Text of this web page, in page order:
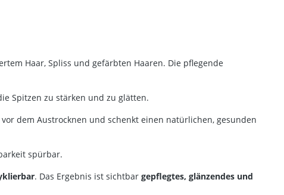
Haar, Spliss und gefärbten Haaren. Die pflegende
Spitzen zu stärken und zu glätten.
dem Austrocknen und schenkt einen natürlichen, gesunden
spürbar.
. Das Ergebnis ist sichtbar gepflegtes, glänzendes und